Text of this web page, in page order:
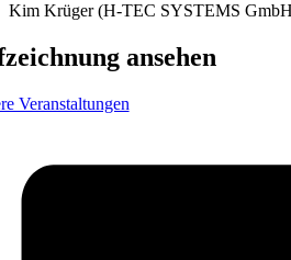
Kim Krüger (H-TEC SYSTEMS GmbH)
ansehen
Veranstaltungen